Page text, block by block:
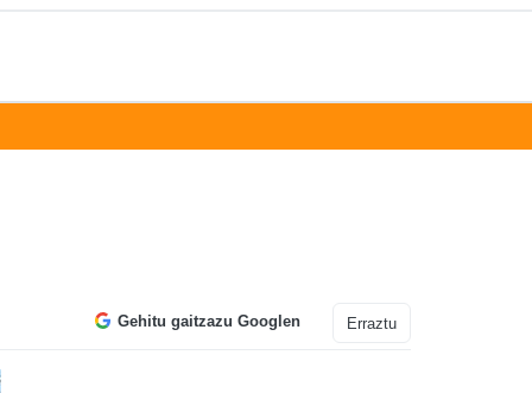
Gehitu gaitzazu Googlen Erraztu